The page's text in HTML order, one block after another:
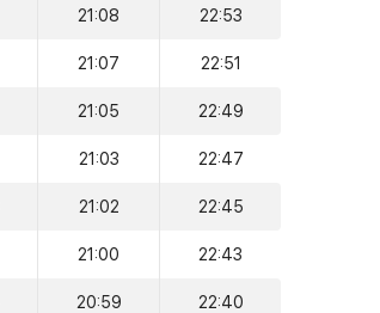
21:08 22:53
21:07 22:51
21:05 22:49
21:03 22:47
21:02 22:45
21:00 22:43
20:59 22:40